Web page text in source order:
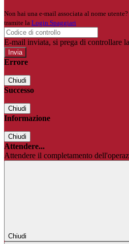
Non hai una e-mail associata al nome
tramite la Login Spaggiari
E-mail inviata, si prega di controllare
Errore
Chiudi
Successo
Chiudi
Informazione
Chiudi
Attendere...
Attendere il completamento
Chiudi